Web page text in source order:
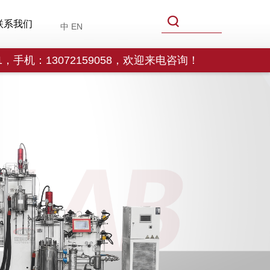
系我们 中 EN
手机：13072159058，欢迎来电咨询！